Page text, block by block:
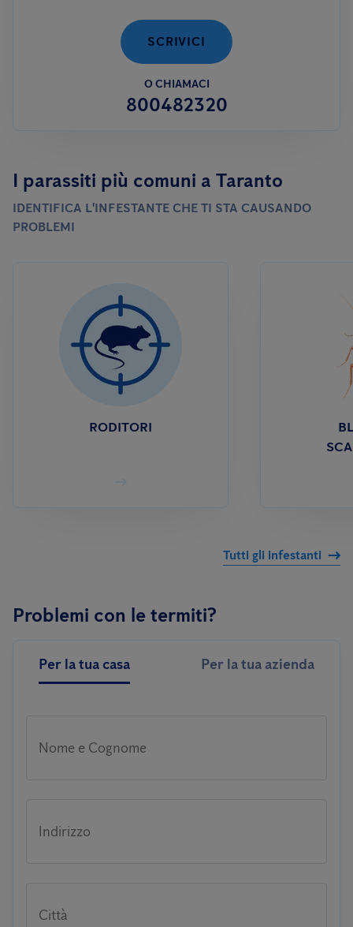
SCRIVICI
O CHIAMACI
800482320
I parassiti più comuni a Taranto
IDENTIFICA L'INFESTANTE CHE TI STA CAUSANDO
PROBLEMI
RODITORI
Tutti gli infestanti
Problemi con le termiti?
Per la tua casa Per la tua azienda
Nome e Cognome
Indirizzo
Città